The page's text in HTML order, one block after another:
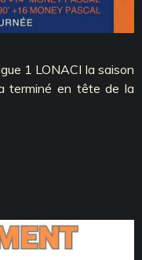
1 LONACI la saison
terminé en tête de la